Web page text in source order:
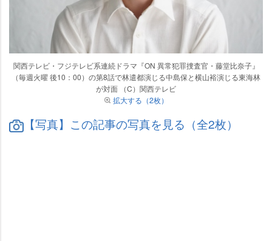
関西テレビ・フジテレビ系連続ドラマ『ON 異常犯罪捜査官・藤堂比奈子』
（毎週火曜 後10：00）の第8話で林遣都演じる中島保と横山裕演じる東海林
が対面 （C）関西テレビ
拡大する（2枚）
【写真】この記事の写真を見る（全2枚）